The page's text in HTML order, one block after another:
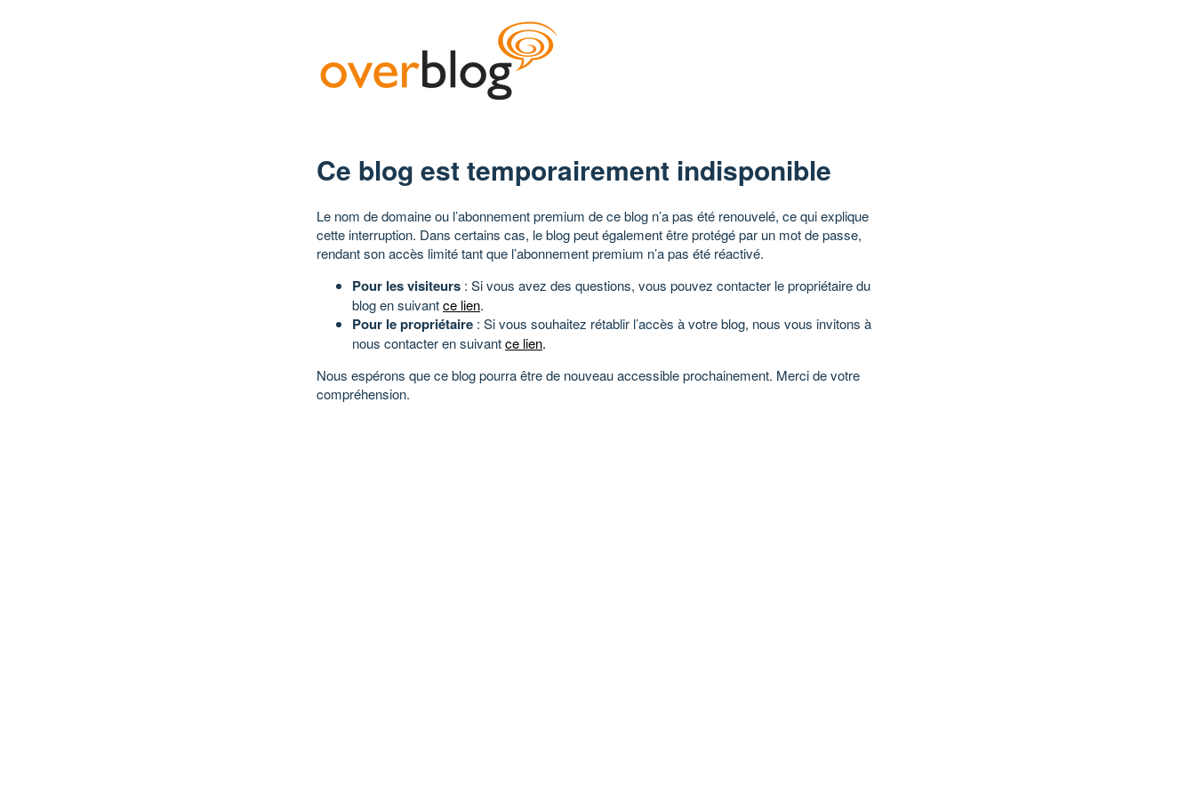
Ce blog est temporairement indisponible
Le nom de domaine ou l’abonnement premium de ce blog n’a pas été renouvelé, ce qui explique
cette interruption. Dans certains cas, le blog peut également être protégé par un mot de passe,
rendant son accès limité tant que l’abonnement premium n’a pas été réactivé.
Pour les visiteurs : Si vous avez des questions, vous pouvez contacter le propriétaire du
blog en suivantce lien.
Pour le propriétaire : Si vous souhaitez rétablir l’accès à votre blog, nous vous invitons à
nous contacter en suivantce lien.
Nous espérons que ce blog pourra être de nouveau accessible prochainement. Merci de votre
compréhension.